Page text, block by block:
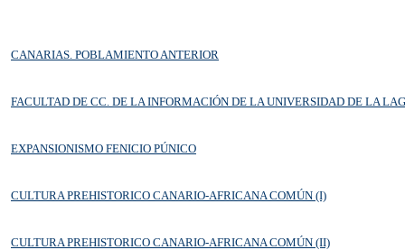
CANARIAS. POBLAMIENTO ANTERIOR
FACULTAD DE CC. DE LA INFORMACIÓN DE LA UNIVERSIDAD DE LA
EXPANSIONISMO FENICIO PÚNICO
CULTURA PREHISTORICO CANARIO-AFRICANA COMÚN (I)
CULTURA PREHISTORICO CANARIO-AFRICANA COMÚN (II)